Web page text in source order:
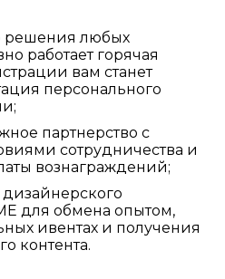
решения любых
работает горячая
вам станет
персонального
партнерство с
сотрудничества и
вознаграждений;
дизайнерского
для обмена опытом,
ивентах и получения
контента.